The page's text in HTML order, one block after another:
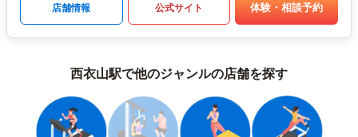
店舗情報 公式サイト 体験・相談予約
西衣山駅で他のジャンルの店舗を探す